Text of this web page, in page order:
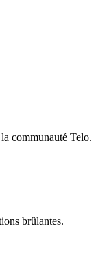
communauté Telo.
brûlantes.